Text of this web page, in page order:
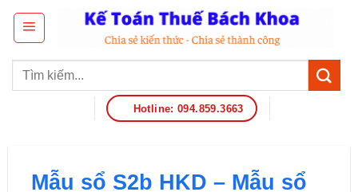
Hotline: 094.859.3663
Mẫu sổ S2b HKD – Mẫu sổ